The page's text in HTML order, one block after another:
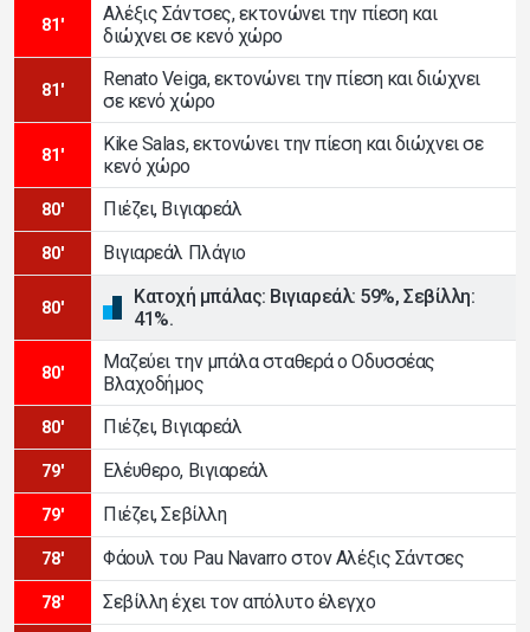
81'
Αλέξις Σάντσες, εκτονώνει την πίεση και
διώχνει σε κενό χώρο
81'
Renato Veiga, εκτονώνει την πίεση και διώχνει
σε κενό χώρο
81'
Kike Salas, εκτονώνει την πίεση και διώχνει σε
κενό χώρο
80' Πιέζει, Βιγιαρεάλ
80' Βιγιαρεάλ Πλάγιο
80'
Κατοχή μπάλας: Βιγιαρεάλ: 59%, Σεβίλλη:
41%.
80'
Μαζεύει την μπάλα σταθερά ο Οδυσσέας
Βλαχοδήμος
80' Πιέζει, Βιγιαρεάλ
79' Ελέυθερο, Βιγιαρεάλ
79' Πιέζει, Σεβίλλη
78' Φάουλ του Pau Navarro στον Αλέξις Σάντσες
78' Σεβίλλη έχει τον απόλυτο έλεγχο